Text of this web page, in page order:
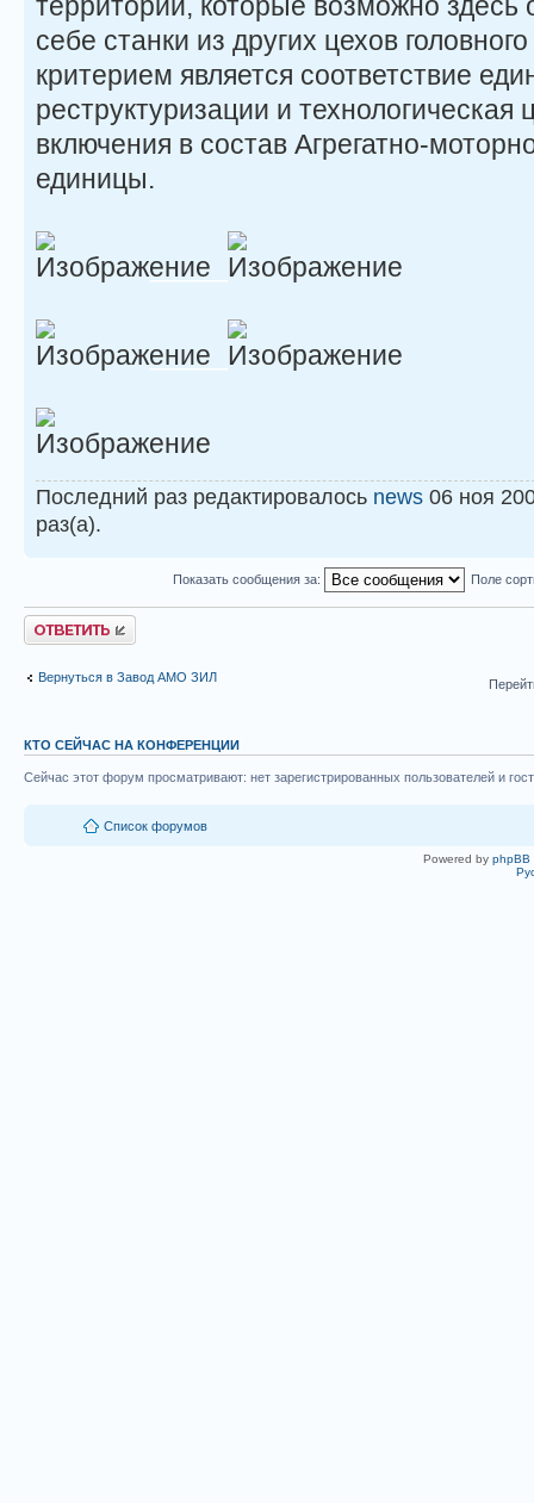
территории, которые возможно здесь
себе станки из других цехов
критерием является соответствие
реструктуризации и технологическая
включения в состав Агрегатно-
единицы.
_____
_____
Последний раз редактировалось news 06 ноя
раз(а).
Показать сообщения за: Поле
Ответить
Вернуться в Завод АМО ЗИЛ
КТО СЕЙЧАС НА КОНФЕРЕНЦИИ
Сейчас этот форум просматривают: нет зарегистрированных пользователей и
Список форумов
Powered by phpBB